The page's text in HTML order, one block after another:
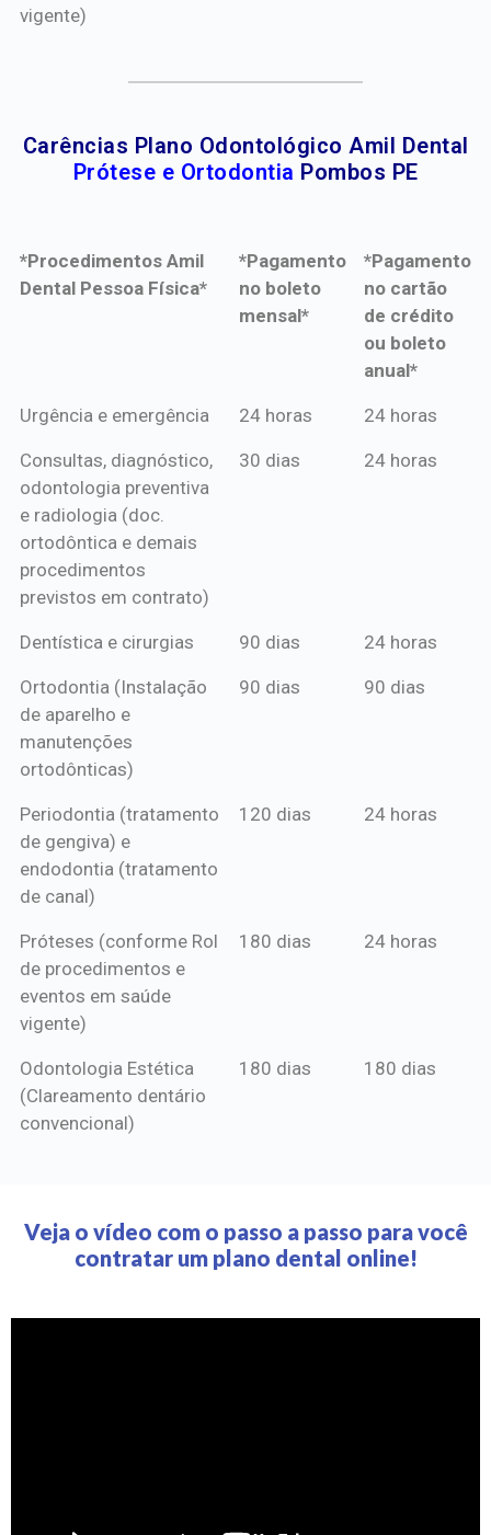
vigente)
Carências Plano Odontológico Amil Dental
Prótese e Ortodontia Pombos PE
*Procedimentos Amil
Dental Pessoa Física*
*Pagamento
no boleto
mensal*
*Pagamento
no cartão
de crédito
ou boleto
anual*
*Procedimentos Amil
*Pagamento
mensal*
*Pagamento
de crédito
Urgência e emergência 24 horas 24 horas
Consultas, diagnóstico,
odontologia preventiva
e radiologia (doc.
ortodôntica e demais
procedimentos
previstos em contrato)
30 dias 24 horas
Dentística e cirurgias 90 dias 24 horas
Ortodontia (Instalação
de aparelho e
manutenções
ortodônticas)
90 dias 90 dias
Periodontia (tratamento
de gengiva) e
endodontia (tratamento
de canal)
120 dias 24 horas
Próteses (conforme Rol
de procedimentos e
eventos em saúde
vigente)
180 dias 24 horas
Odontologia Estética
(Clareamento dentário
convencional)
180 dias 180 dias
Veja o vídeo com o passo a passo para você
contratar um plano dental online!